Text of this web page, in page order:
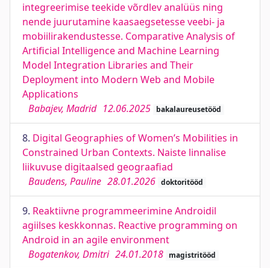
integreerimise teekide võrdlev analüüs ning
nende juurutamine kaasaegsetesse veebi- ja
mobiilirakendustesse. Comparative Analysis of
Artificial Intelligence and Machine Learning
Model Integration Libraries and Their
Deployment into Modern Web and Mobile
Applications
Babajev, Madrid 12.06.2025 bakalaureusetööd
8. Digital Geographies of Women’s Mobilities in
Constrained Urban Contexts. Naiste linnalise
liikuvuse digitaalsed geograafiad
Baudens, Pauline 28.01.2026 doktoritööd
9. Reaktiivne programmeerimine Androidil
agiilses keskkonnas. Reactive programming on
Android in an agile environment
Bogatenkov, Dmitri 24.01.2018 magistritööd